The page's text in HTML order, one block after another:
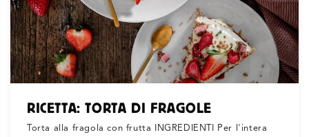
RICETTA: TORTA DI FRAGOLE
Torta alla fragola con frutta INGREDIENTI Per l'intera